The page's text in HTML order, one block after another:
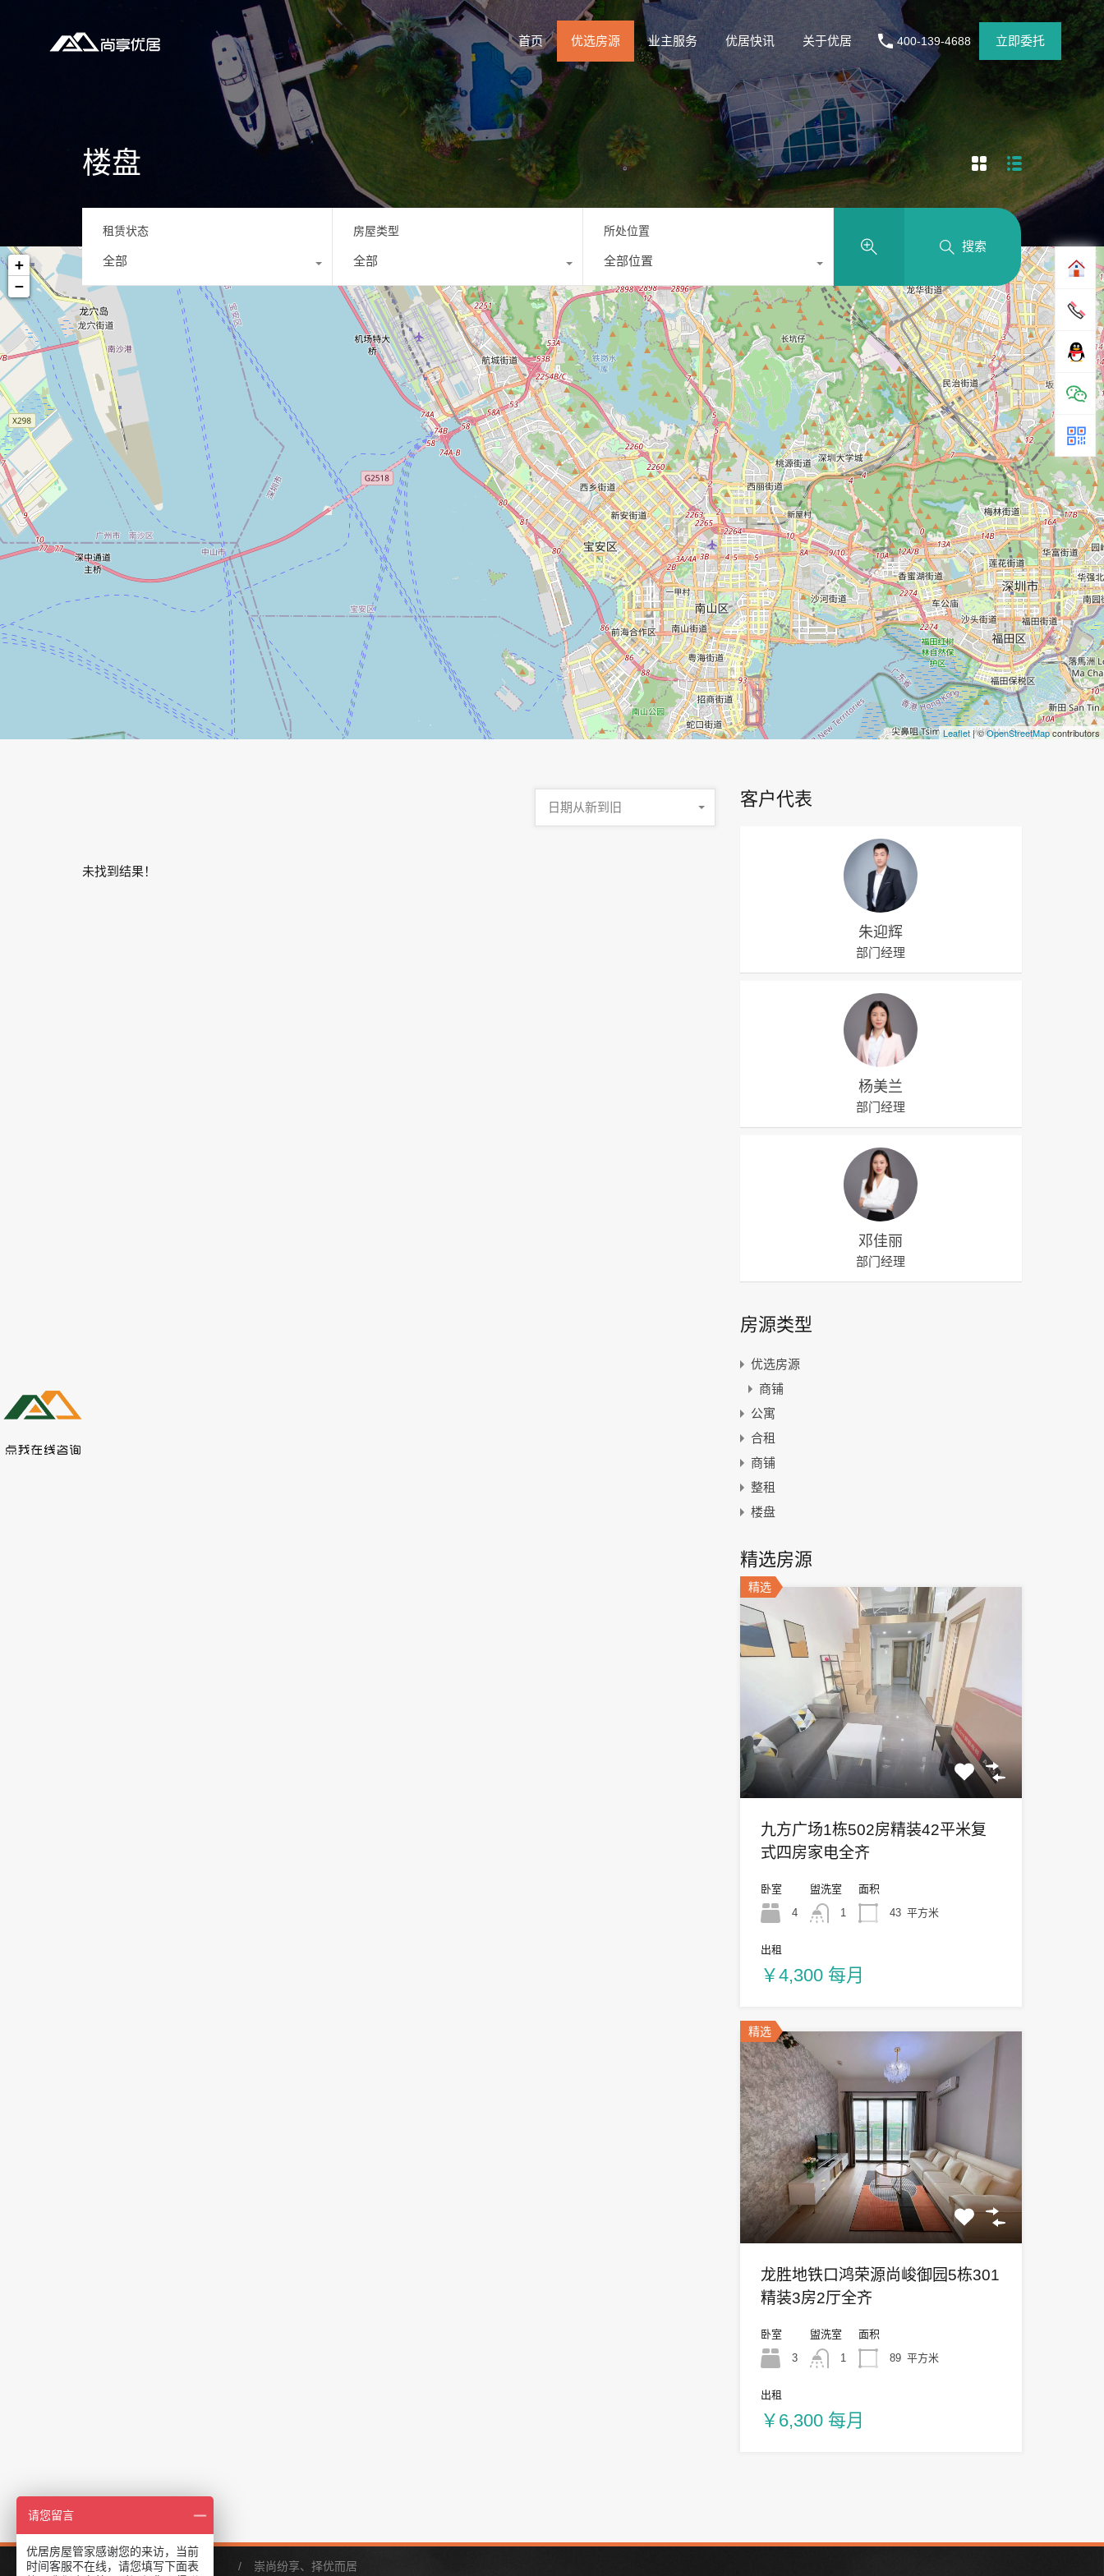
首页 优选房源 业主服务 优居快讯 关于优居 400-139-4688 立即委托
楼盘
租赁状态
全部
房屋类型
全部
所处位置
全部位置
搜索
+
−
Leaflet| ©OpenStreetMapcontributors
日期从新到旧
未找到结果！
客户代表
朱迎辉
部门经理
杨美兰
部门经理
邓佳丽
部门经理
房源类型
优选房源
商铺
公寓
合租
商铺
整租
楼盘
精选房源
精选
九方广场1栋502房精装42平米复
式四房家电全齐
卧室
4
盥洗室
1
面积
43 平方米
出租
￥4,300 每月
精选
龙胜地铁口鸿荣源尚峻御园5栋301
精装3房2厅全齐
卧室
3
盥洗室
1
面积
89 平方米
出租
￥6,300 每月
/ 崇尚纷享、择优而居
请您留言
优居房屋管家感谢您的来访，当前
时间客服不在线，请您填写下面表